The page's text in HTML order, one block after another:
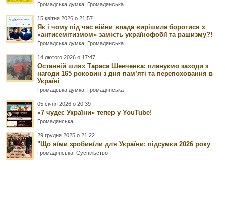
Громадська думка, Громадянська
15 квітня 2026 о 21:57
Як і чому під час війни влада вирішила боротися з
«антисемітизмом» замість українофобії та рашизму?!
Громадська думка, Громадянська
14 лютого 2026 о 17:47
Останній шлях Тараса Шевченка: плануємо заходи з
нагоди 165 роковин з дня памʼяті та перепоховання в
Україні
Громадська думка, Громадянська
05 січня 2026 о 20:39
«7 чудес України» тепер у YouTube!
Громадянська
29 грудня 2025 о 21:22
"Що я/ми зробив/ли для України: підсумки 2026 року
Громадянська,Суспільство